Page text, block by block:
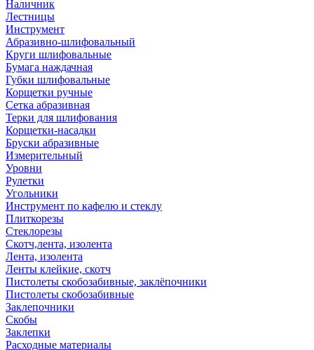
Наличник
Лестницы
Инструмент
Абразивно-шлифовальный
Круги шлифовальные
Бумага наждачная
Губки шлифовальные
Корщетки ручные
Сетка абразивная
Терки для шлифования
Корщетки-насадки
Бруски абразивные
Измерительный
Уровни
Рулетки
Угольники
Инструмент по кафелю и стеклу
Плиткорезы
Стеклорезы
Скотч,лента, изолента
Лента, изолента
Ленты клейкие, скотч
Пистолеты скобозабивные, заклёпочники
Пистолеты скобозабивные
Заклепочники
Скобы
Заклепки
Расходные материалы